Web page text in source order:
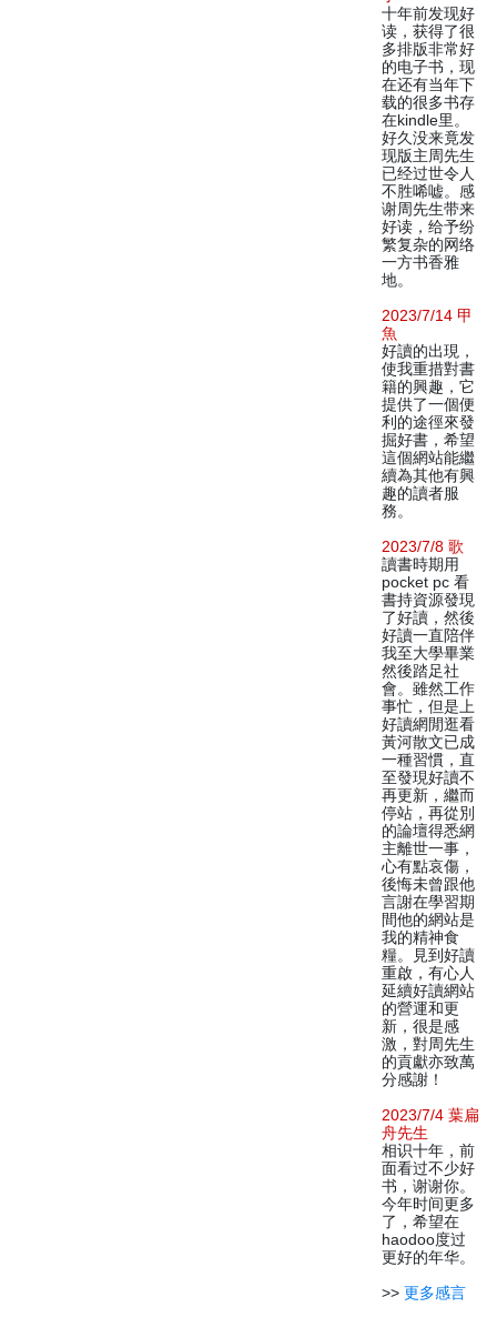
十年前发现好
读，获得了很
多排版非常好
的电子书，现
在还有当年下
载的很多书存
在kindle里。
好久没来竟发
现版主周先生
已经过世令人
不胜唏嘘。感
谢周先生带来
好读，给予纷
繁复杂的网络
一方书香雅
地。
2023/7/14 甲
魚
好讀的出現，
使我重措對書
籍的興趣，它
提供了一個便
利的途徑來發
掘好書，希望
這個網站能繼
續為其他有興
趣的讀者服
務。
2023/7/8 歌
讀書時期用
pocket pc 看
書持資源發現
了好讀，然後
好讀一直陪伴
我至大學畢業
然後踏足社
會。雖然工作
事忙，但是上
好讀網閒逛看
黃河散文已成
一種習慣，直
至發現好讀不
再更新，繼而
停站，再從別
的論壇得悉網
主離世一事，
心有點哀傷，
後悔未曾跟他
言謝在學習期
間他的網站是
我的精神食
糧。見到好讀
重啟，有心人
延續好讀網站
的營運和更
新，很是感
激，對周先生
的貢獻亦致萬
分感謝！
2023/7/4 葉扁
舟先生
相识十年，前
面看过不少好
书，谢谢你。
今年时间更多
了，希望在
haodoo度过
更好的年华。
>> 更多感言